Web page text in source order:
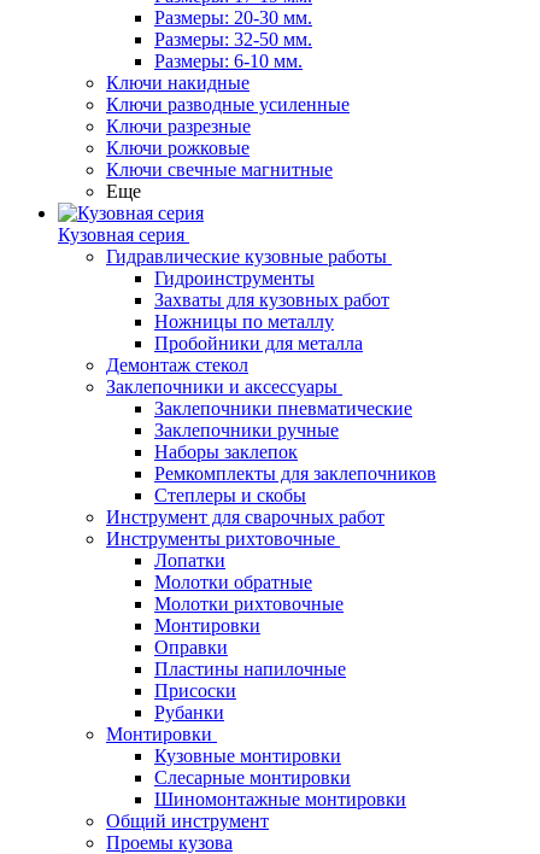
Размеры: 20-30 мм.
Размеры: 32-50 мм.
Размеры: 6-10 мм.
Ключи накидные
Ключи разводные усиленные
Ключи разрезные
Ключи рожковые
Ключи свечные магнитные
Еще
Кузовная серия
Гидравлические кузовные работы
Гидроинструменты
Захваты для кузовных работ
Ножницы по металлу
Пробойники для металла
Демонтаж стекол
Заклепочники и аксессуары
Заклепочники пневматические
Заклепочники ручные
Наборы заклепок
Ремкомплекты для заклепочников
Степлеры и скобы
Инструмент для сварочных работ
Инструменты рихтовочные
Лопатки
Молотки обратные
Молотки рихтовочные
Монтировки
Оправки
Пластины напилочные
Присоски
Рубанки
Монтировки
Кузовные монтировки
Слесарные монтировки
Шиномонтажные монтировки
Общий инструмент
Проемы кузова